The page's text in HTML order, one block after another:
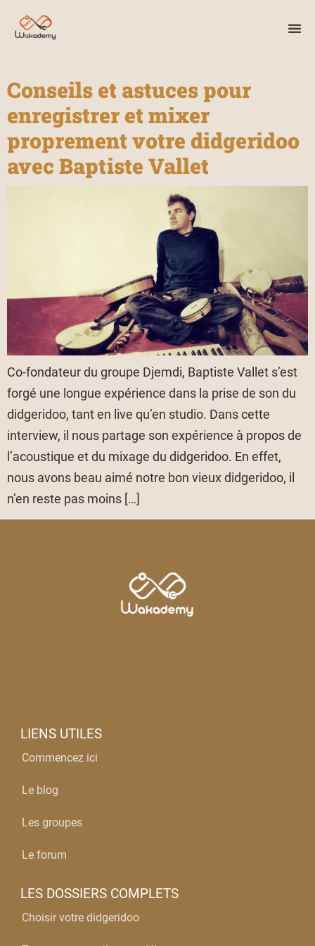
Conseils et astuces pour
enregistrer et mixer
proprement votre didgeridoo
avec Baptiste Vallet
Co-fondateur du groupe Djemdi, Baptiste Vallet s’est
forgé une longue expérience dans la prise de son du
didgeridoo, tant en live qu’en studio. Dans cette
interview, il nous partage son expérience à propos de
l’acoustique et du mixage du didgeridoo. En effet,
nous avons beau aimé notre bon vieux didgeridoo, il
n’en reste pas moins […]
LIENS UTILES
Commencez ici
Le blog
Les groupes
Le forum
LES DOSSIERS COMPLETS
Choisir votre didgeridoo